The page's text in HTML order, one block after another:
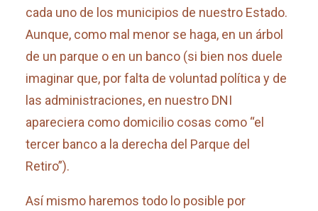
cada uno de los municipios de nuestro Estado.
Aunque, como mal menor se haga, en un árbol
de un parque o en un banco (si bien nos duele
imaginar que, por falta de voluntad política y de
las administraciones, en nuestro DNI
apareciera como domicilio cosas como “el
tercer banco a la derecha del Parque del
Retiro”).
Así mismo haremos todo lo posible por